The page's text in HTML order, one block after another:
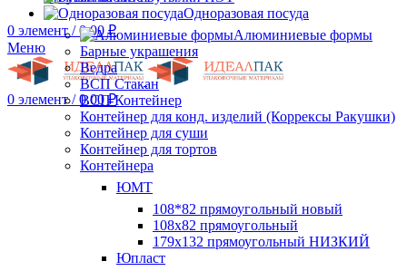
0 элемент / 0.00₽
Меню
0 элемент / 0.00₽
Одноразовая посуда
Алюминиевые формы
Барные украшения
Ведра
ВСП Стакан
ВСП Контейнер
Контейнер для конд. изделий (Коррексы Ракушки)
Контейнер для суши
Контейнер для тортов
Контейнера
ЮМТ
108*82 прямоугольный новый
108х82 прямоугольный
179х132 прямоугольный НИЗКИЙ
Юпласт